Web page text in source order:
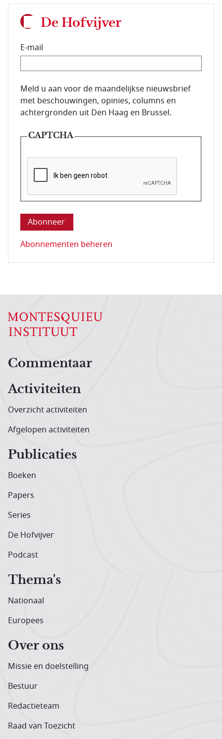
De Hofvijver
E-mail
E-mailadres van de abonnee.
Meld u aan voor de maandelijkse nieuwsbrief
met beschouwingen, opinies, columns en
achtergronden uit Den Haag en Brussel.
CAPTCHA
Deze vraag is om te controleren dat u een mens
Abonnementen beheren
Hoofdnavigatiemenu
Commentaar
Activiteiten
Overzicht activiteiten
Afgelopen activiteiten
Publicaties
Boeken
Papers
Series
De Hofvijver
Podcast
Thema's
Nationaal
Europees
Over ons
Missie en doelstelling
Bestuur
Redactieteam
Raad van Toezicht